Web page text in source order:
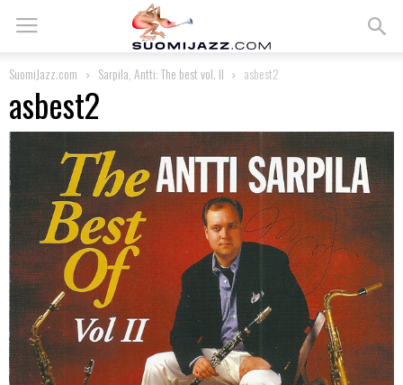
SuomiJazz.com Sarpila, Antti: The best vol. II asbest2
asbest2